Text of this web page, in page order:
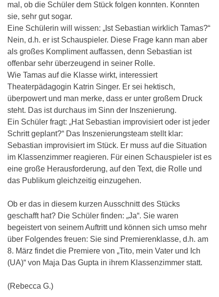
mal, ob die Schüler dem Stück folgen konnten. Konnten
sie, sehr gut sogar.
Eine Schülerin will wissen: „Ist Sebastian wirklich Tamas?“
Nein, d.h. er ist Schauspieler. Diese Frage kann man aber
als großes Kompliment auffassen, denn Sebastian ist
offenbar sehr überzeugend in seiner Rolle.
Wie Tamas auf die Klasse wirkt, interessiert
Theaterpädagogin Katrin Singer. Er sei hektisch,
überpowert und man merke, dass er unter großem Druck
steht. Das ist durchaus im Sinn der Inszenierung.
Ein Schüler fragt: „Hat Sebastian improvisiert oder ist jeder
Schritt geplant?“ Das Inszenierungsteam stellt klar:
Sebastian improvisiert im Stück. Er muss auf die Situation
im Klassenzimmer reagieren. Für einen Schauspieler ist es
eine große Herausforderung, auf den Text, die Rolle und
das Publikum gleichzeitig einzugehen.
Ob er das in diesem kurzen Ausschnitt des Stücks
geschafft hat? Die Schüler finden: „Ja“. Sie waren
begeistert von seinem Auftritt und können sich umso mehr
über Folgendes freuen: Sie sind Premierenklasse, d.h. am
8. März findet die Premiere von „Tito, mein Vater und Ich
(UA)“ von Maja Das Gupta in ihrem Klassenzimmer statt.
(Rebecca G.)